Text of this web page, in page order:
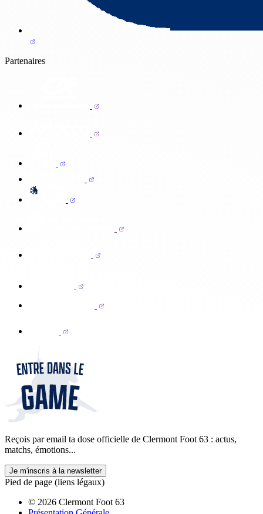
Partenaires
Reçois par email ta dose officielle de Clermont Foot 63 : actus,
matchs, émotions...
Je m'inscris à la newsletter
Pied de page (liens légaux)
© 2026 Clermont Foot 63